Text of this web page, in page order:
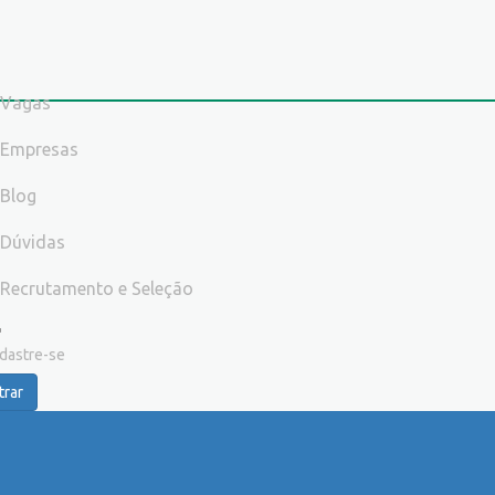
Vagas
Empresas
Blog
Dúvidas
Recrutamento e Seleção
se